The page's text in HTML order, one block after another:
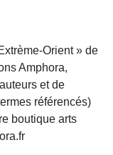
Orient » de
Amphora,
et de
référencés)
boutique arts